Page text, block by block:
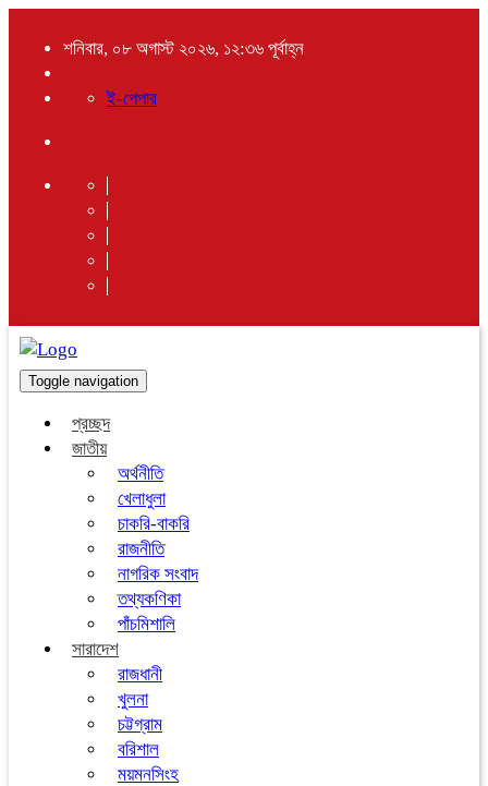
শনিবার, ০৮ অগাস্ট ২০২৬, ১২:৩৬ পূর্বাহ্ন
ই-পেপার
Toggle navigation
প্রচ্ছদ
জাতীয়
অর্থনীতি
খেলাধুলা
চাকরি-বাকরি
রাজনীতি
নাগরিক সংবাদ
তথ্যকণিকা
পাঁচমিশালি
সারাদেশ
রাজধানী
খুলনা
চট্টগ্রাম
বরিশাল
ময়মনসিংহ